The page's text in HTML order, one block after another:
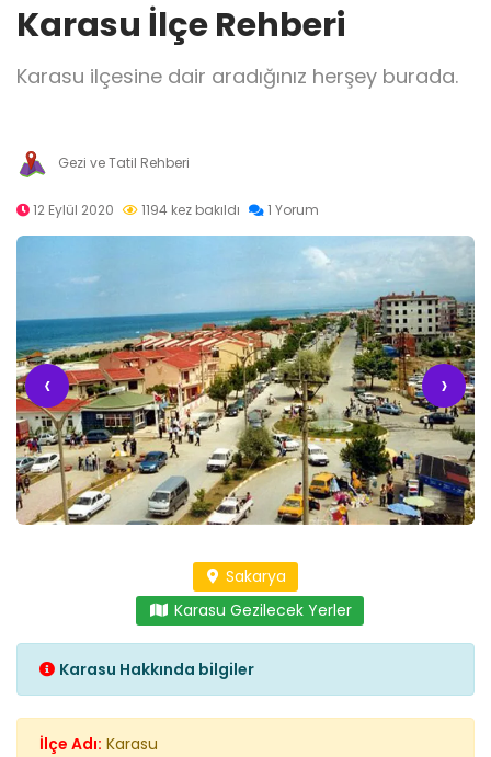
Karasu İlçe Rehberi
Karasu ilçesine dair aradığınız herşey burada.
Gezi ve Tatil Rehberi
12 Eylül 2020 1194 kez bakıldı 1 Yorum
‹ ›
Sakarya
Karasu Gezilecek Yerler
Karasu Hakkında bilgiler
İlçe Adı: Karasu